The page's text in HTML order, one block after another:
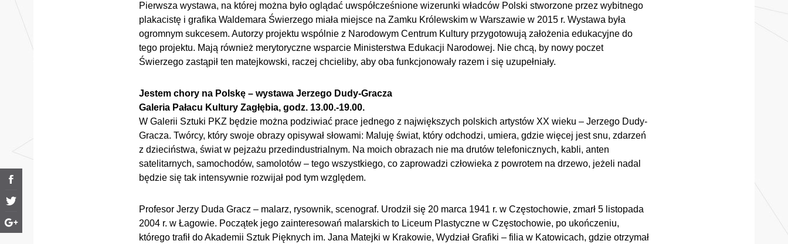
Pierwsza wystawa, na której można było oglądać uwspółcześnione wizerunki władców Polski stworzone przez wybitnego
plakacistę i grafika Waldemara Świerzego miała miejsce na Zamku Królewskim w Warszawie w 2015 r. Wystawa była
ogromnym sukcesem. Autorzy projektu wspólnie z Narodowym Centrum Kultury przygotowują założenia edukacyjne do
tego projektu. Mają również merytoryczne wsparcie Ministerstwa Edukacji Narodowej. Nie chcą, by nowy poczet
Świerzego zastąpił ten matejkowski, raczej chcieliby, aby oba funkcjonowały razem i się uzupełniały.
Jestem chory na Polskę – wystawa Jerzego Dudy-Gracza
Galeria Pałacu Kultury Zagłębia, godz. 13.00.-19.00.
W Galerii Sztuki PKZ będzie można podziwiać prace jednego z największych polskich artystów XX wieku – Jerzego Dudy-
Gracza. Twórcy, który swoje obrazy opisywał słowami: Maluję świat, który odchodzi, umiera, gdzie więcej jest snu, zdarzeń
z dzieciństwa, świat w pejzażu przedindustrialnym. Na moich obrazach nie ma drutów telefonicznych, kabli, anten
satelitarnych, samochodów, samolotów – tego wszystkiego, co zaprowadzi człowieka z powrotem na drzewo, jeżeli nadal
będzie się tak intensywnie rozwijał pod tym względem.
Profesor Jerzy Duda Gracz – malarz, rysownik, scenograf. Urodził się 20 marca 1941 r. w Częstochowie, zmarł 5 listopada
2004 r. w Łagowie. Początek jego zainteresowań malarskich to Liceum Plastyczne w Częstochowie, po ukończeniu,
którego trafił do Akademii Sztuk Pięknych im. Jana Matejki w Krakowie, Wydział Grafiki – filia w Katowicach, gdzie otrzymał